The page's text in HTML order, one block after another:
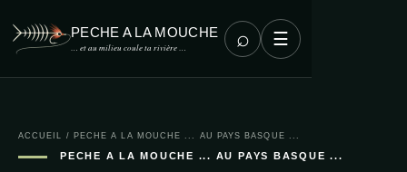
PECHE A LA MOUCHE
… et au milieu coule ta rivière … ⌕ ☰
ACCUEIL / PECHE A LA MOUCHE ... AU PAYS BASQUE ...
PECHE A LA MOUCHE ... AU PAYS BASQUE ...